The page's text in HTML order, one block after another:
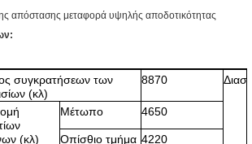
απόστασης μεταφορά υψηλής αποδοτικότητας
συγκρατήσεων των
(κλ)
8870
(κλ)
Μέτωπο 4650
Οπίσθιο τμήμα 4220